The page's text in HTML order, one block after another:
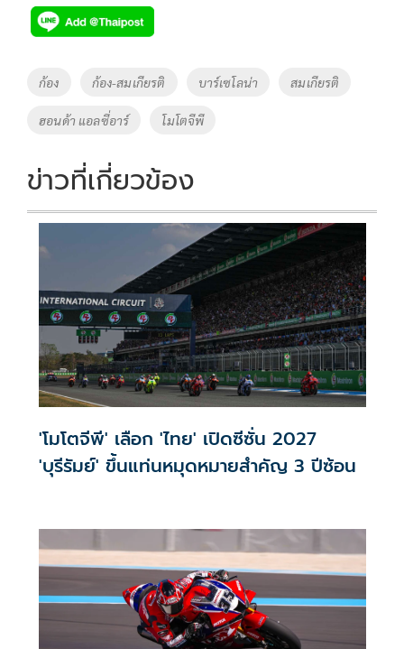
e
b
o
k
tt
er
p
y
Li
Tags
ก้อง ก้อง-สมเกียรติ บาร์เซโลน่า สมเกียรติ
ฮอนด้า แอลซี่อาร์ โมโตจีพี
ข่าวที่เกี่ยวข้อง
'โมโตจีพี' เลือก 'ไทย' เปิดซีซั่น 2027
'บุรีรัมย์' ขึ้นแท่นหมุดหมายสำคัญ 3 ปีซ้อน